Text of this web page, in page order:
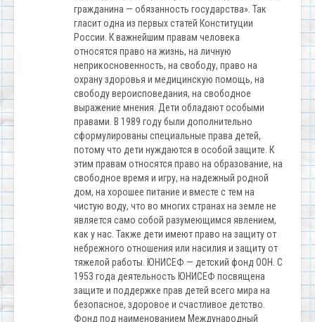
гражданина — обязанность государства». Так
гласит одна из первых статей Конституции
России. К важнейшим правам человека
относятся право на жизнь, на личную
неприкосновенность, на свободу, право на
охрану здоровья и медицинскую помощь, на
свободу вероисповедания, на свободное
выражение мнения. Дети обладают особыми
правами. В 1989 году были дополнительно
сформулированы специальные права детей,
потому что дети нуждаются в особой защите. К
этим правам относятся право на образование, на
свободное время и игру, на надежный родной
дом, на хорошее питание и вместе с тем на
чистую воду, что во многих странах на земле не
является само собой разумеющимся явлением,
как у нас. Также дети имеют право на защиту от
небрежного отношения или насилия и защиту от
тяжелой работы. ЮНИСЕФ — детский фонд ООН. С
1953 года деятельность ЮНИСЕФ посвящена
защите и поддержке прав детей всего мира на
безопасное, здоровое и счастливое детство.
Фонд под наименованием Международный